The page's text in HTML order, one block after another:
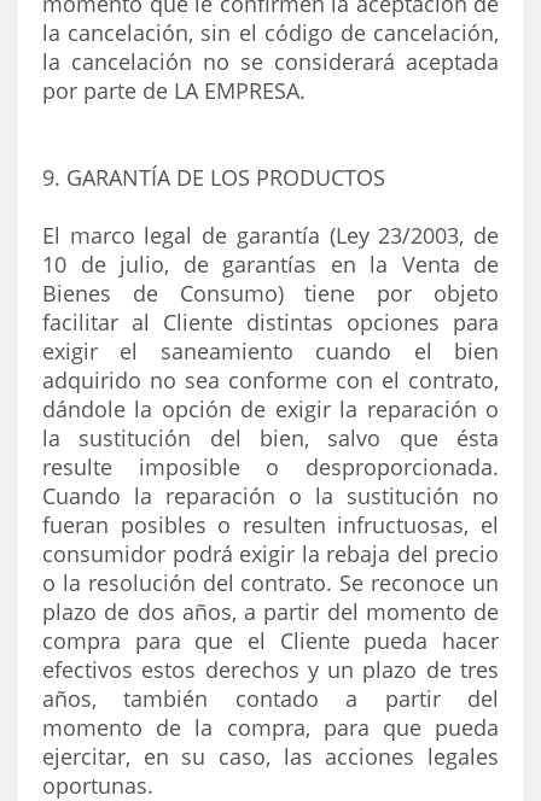
la cancelación, sin el código de cancelación,
la cancelación no se considerará aceptada
por parte de LA EMPRESA.
9. GARANTÍA DE LOS PRODUCTOS
El marco legal de garantía (Ley 23/2003, de
10 de julio, de garantías en la Venta de
Bienes de Consumo) tiene por objeto
facilitar al Cliente distintas opciones para
exigir el saneamiento cuando el bien
adquirido no sea conforme con el contrato,
dándole la opción de exigir la reparación o
la sustitución del bien, salvo que ésta
resulte imposible o desproporcionada.
Cuando la reparación o la sustitución no
fueran posibles o resulten infructuosas, el
consumidor podrá exigir la rebaja del precio
o la resolución del contrato. Se reconoce un
plazo de dos años, a partir del momento de
compra para que el Cliente pueda hacer
efectivos estos derechos y un plazo de tres
años, también contado a partir del
momento de la compra, para que pueda
ejercitar, en su caso, las acciones legales
oportunas.